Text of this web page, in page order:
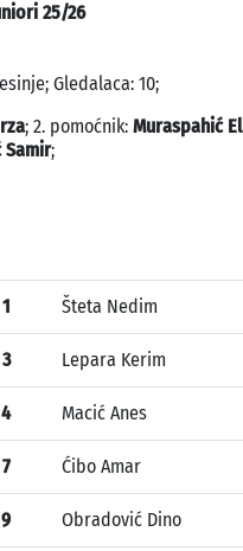
25/26
Gledalaca: 10;
; 2. pomoćnik: Muraspahić El
Samir;
1 Šteta Nedim
3 Lepara Kerim
4 Macić Anes
7 Ćibo Amar
9 Obradović Dino